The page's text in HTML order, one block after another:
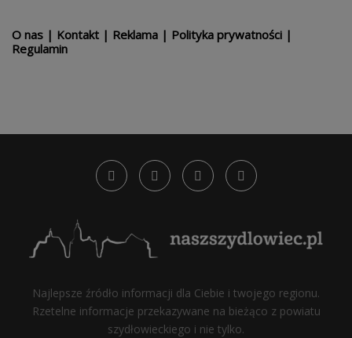
O nas | Kontakt | Reklama | Polityka prywatności |
Regulamin
Najlepsze źródło informacji dla Ciebie i twojego regionu.
Rzetelne informacje przekazywane na bieżąco z powiatu
szydłowieckiego i nie tylko.